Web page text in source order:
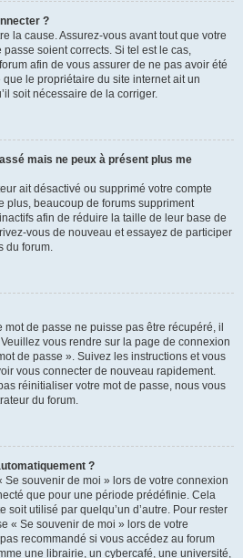
?
la cause. Assurez-vous avant tout que votre
passe soient corrects. Si tel est le cas,
afin de vous assurer de ne pas avoir été
le propriétaire du site internet ait un
soit nécessaire de la corriger.
mais ne peux à présent plus me
ait désactivé ou supprimé votre compte
plus, beaucoup de forums suppriment
afin de réduire la taille de leur base de
vous de nouveau et essayez de participer
du forum.
de passe ne puisse pas être récupéré, il
vous rendre sur la page de connexion
de passe ». Suivez les instructions et vous
vous connecter de nouveau rapidement.
réinitialiser votre mot de passe, nous vous
du forum.
?
Se souvenir de moi » lors de votre connexion
que pour une période prédéfinie. Cela
soit utilisé par quelqu’un d’autre. Pour rester
« Se souvenir de moi » lors de votre
recommandé si vous accédez au forum
une librairie, un cybercafé, une université,